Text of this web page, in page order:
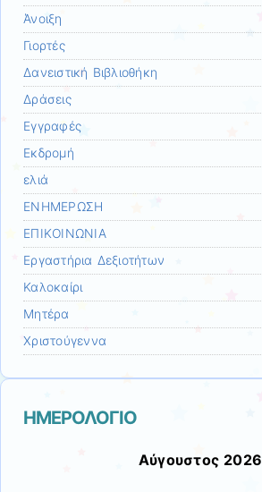
Άνοιξη
Γιορτές
Δανειστική Βιβλιοθήκη
Δράσεις
Εγγραφές
Εκδρομή
ελιά
ΕΝΗΜΕΡΩΣΗ
ΕΠΙΚΟΙΝΩΝΙΑ
Εργαστήρια Δεξιοτήτων
Καλοκαίρι
Μητέρα
Χριστούγεννα
ΗΜΕΡΟΛΟΓΙΟ
Αύγουστος 2026